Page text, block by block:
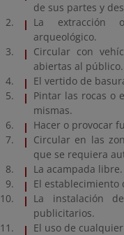
de sus partes y
La extracción
arqueológico.
Circular con
abiertas al público.
El vertido de
Pintar las rocas o
mismas.
Hacer o provocar
Circular en las
que se requiera
La acampada libre.
El
La instalación
publicitarios.
El uso de